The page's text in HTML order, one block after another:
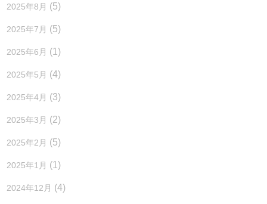
2025年8月 (5)
2025年7月 (5)
2025年6月 (1)
2025年5月 (4)
2025年4月 (3)
2025年3月 (2)
2025年2月 (5)
2025年1月 (1)
2024年12月 (4)